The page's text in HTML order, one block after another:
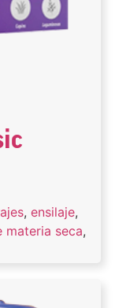
, ensilaje,
materia seca,